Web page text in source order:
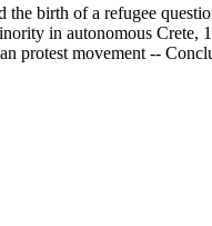
birth of a refugee
in autonomous Crete,
protest movement --